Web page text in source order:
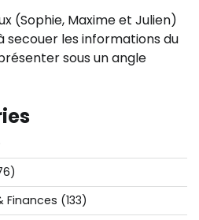
(Sophie, Maxime et Julien)
secouer les informations du
sous un angle
Finances (133)